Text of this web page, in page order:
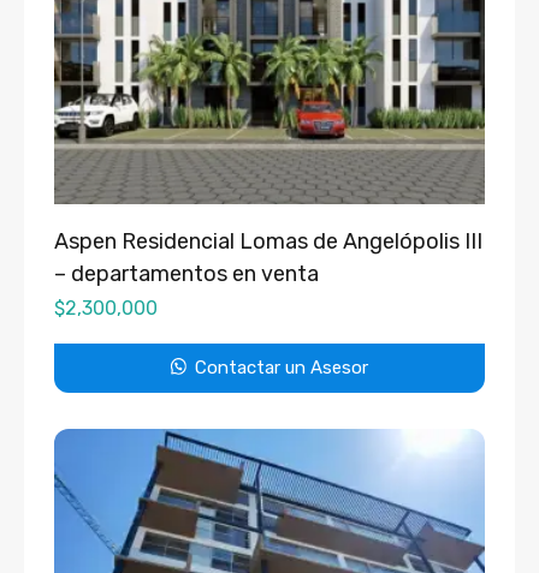
Aspen Residencial Lomas de Angelópolis III
– departamentos en venta
$2,300,000
Contactar un Asesor